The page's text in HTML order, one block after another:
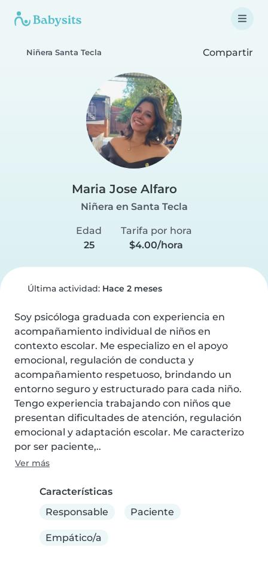
Niñera Santa Tecla Compartir
Maria Jose Alfaro
Niñera en Santa Tecla
Edad
25
Tarifa por hora
$4.00/hora
Última actividad: Hace 2 meses
Soy psicóloga graduada con experiencia en
acompañamiento individual de niños en
contexto escolar. Me especializo en el apoyo
emocional, regulación de conducta y
acompañamiento respetuoso, brindando un
entorno seguro y estructurado para cada niño.
Tengo experiencia trabajando con niños que
presentan dificultades de atención, regulación
emocional y adaptación escolar. Me caracterizo
por ser paciente,..
Ver más
Características
Responsable
Paciente
Empático/a